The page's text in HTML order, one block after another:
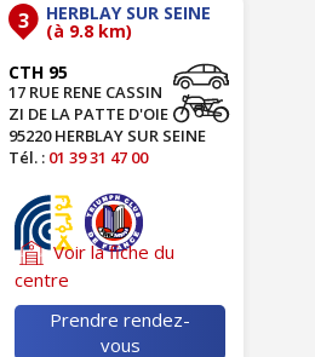
3 HERBLAY SUR SEINE
(à 9.8 km)
CTH 95
17 RUE RENE CASSIN
ZI DE LA PATTE D'OIE
95220 HERBLAY SUR SEINE
Tél. : 01 39 31 47 00
Voir la fiche du
centre
Prendre rendez-
vous